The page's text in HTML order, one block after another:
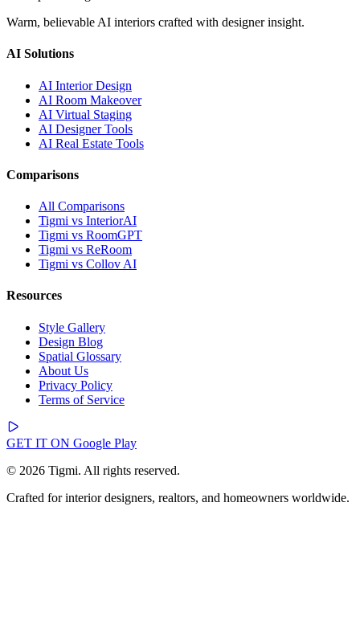
Warm, believable AI interiors crafted with designer insight.
AI Solutions
AI Interior Design
AI Room Makeover
AI Virtual Staging
AI Designer Tools
AI Real Estate Tools
Comparisons
All Comparisons
Tigmi vs InteriorAI
Tigmi vs RoomGPT
Tigmi vs ReRoom
Tigmi vs Collov AI
Resources
Style Gallery
Design Blog
Spatial Glossary
About Us
Privacy Policy
Terms of Service
GET IT ON Google Play
© 2026 Tigmi. All rights reserved.
Crafted for interior designers, realtors, and homeowners worldwide.